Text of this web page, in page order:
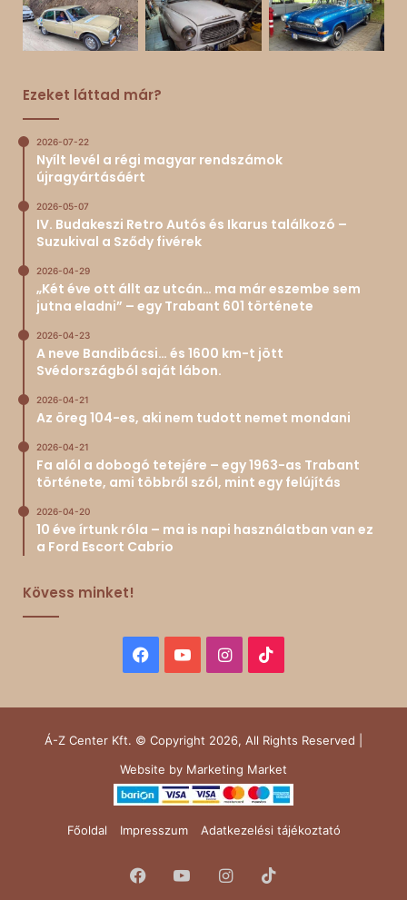
Ezeket láttad már?
2026-07-22
Nyílt levél a régi magyar rendszámok
újragyártásáért
2026-05-07
IV. Budakeszi Retro Autós és Ikarus találkozó –
Suzukival a Sződy fivérek
2026-04-29
„Két éve ott állt az utcán… ma már eszembe sem
jutna eladni” – egy Trabant 601 története
2026-04-23
A neve Bandibácsi… és 1600 km-t jött
Svédországból saját lábon.
2026-04-21
Az öreg 104-es, aki nem tudott nemet mondani
2026-04-21
Fa alól a dobogó tetejére – egy 1963-as Trabant
története, ami többről szól, mint egy felújítás
2026-04-20
10 éve írtunk róla – ma is napi használatban van ez
a Ford Escort Cabrio
Kövess minket!
Facebook
YouTubeInstagram
Á-Z Center Kft. © Copyright 2026, All Rights Reserved |
Website by Marketing Market
Főoldal Impresszum Adatkezelési tájékoztató
Facebook
YouTubeInstagram